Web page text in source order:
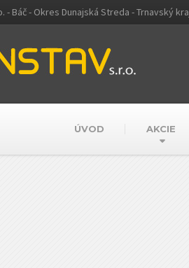
- Báč - Okres Dunajská Streda - Trnavský
ÚVOD AKCIE